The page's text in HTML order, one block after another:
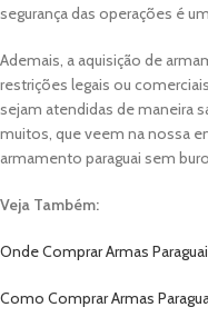
segurança das operações é
Ademais, a aquisição de
restrições legais ou
sejam atendidas de maneira
muitos, que veem na nossa
armamento paraguai sem
Veja Também:
Onde Comprar Armas Paraguai
Como Comprar Armas